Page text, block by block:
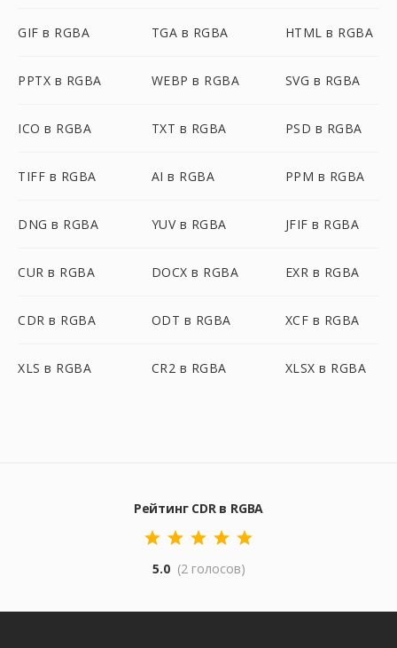
GIF в RGBA TGA в RGBA HTML в RGBA
PPTX в RGBA WEBP в RGBA SVG в RGBA
ICO в RGBA TXT в RGBA PSD в RGBA
TIFF в RGBA AI в RGBA PPM в RGBA
DNG в RGBA YUV в RGBA JFIF в RGBA
CUR в RGBA DOCX в RGBA EXR в RGBA
CDR в RGBA ODT в RGBA XCF в RGBA
XLS в RGBA CR2 в RGBA XLSX в RGBA
Рейтинг CDR в RGBA
5.0 (2 голосов)